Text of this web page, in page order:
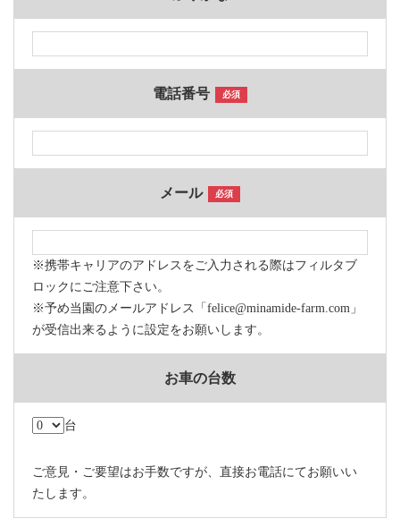
電話番号 必須
メール 必須
※携帯キャリアのアドレスをご入力される際はフィルタブ
ロックにご注意下さい。
※予め当園のメールアドレス「felice@minamide-farm.com」
が受信出来るように設定をお願いします。
お車の台数
台
ご意見・ご要望はお手数ですが、直接お電話にてお願いい
たします。